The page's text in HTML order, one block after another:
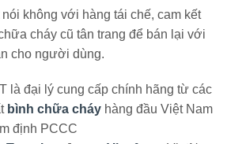
không với hàng tái chế, cam kết
cháy cũ tân trang để bán lại với
cho người dùng.
là đại lý cung cấp chính hãng từ các
bình chữa cháy hàng đầu Việt Nam
định PCCC